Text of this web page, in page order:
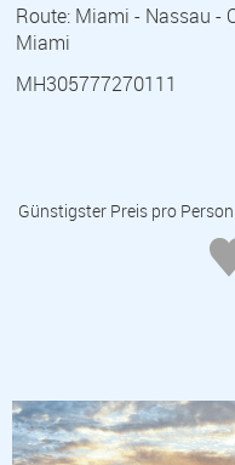
Route: Miami - Nassau -
Miami
MH305777270111
Günstigster Preis pro